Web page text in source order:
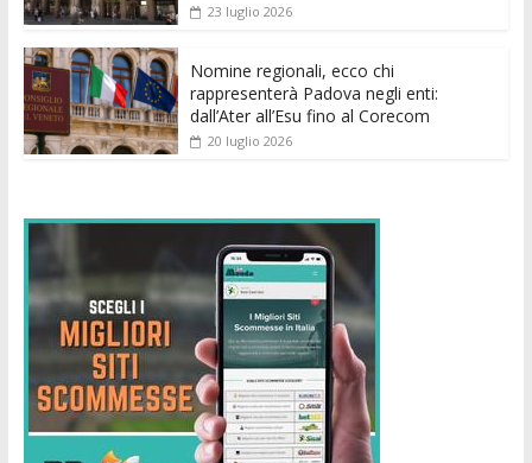
23 luglio 2026
Nomine regionali, ecco chi
rappresenterà Padova negli enti:
dall’Ater all’Esu fino al Corecom
20 luglio 2026